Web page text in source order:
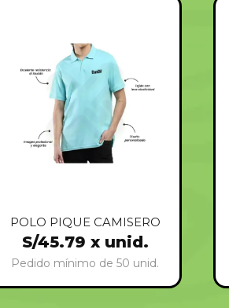
POLO PIQUE CAMISERO
S/45.79 x unid.
Pedido mínimo de 50 unid.